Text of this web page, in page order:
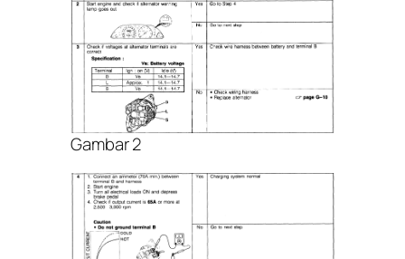
Gambar 2